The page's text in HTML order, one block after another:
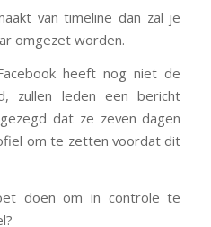
van timeline dan zal je
omgezet worden.
heeft nog niet de
zullen leden een bericht
dat ze zeven dagen
om te zetten voordat dit
doen om in controle te